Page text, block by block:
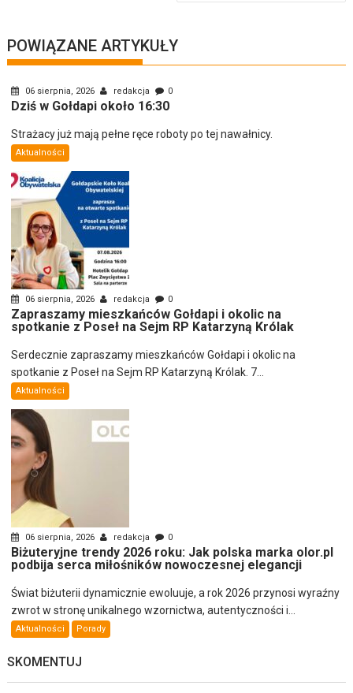
POWIĄZANE ARTYKUŁY
06 sierpnia, 2026 redakcja 0
Dziś w Gołdapi około 16:30
Strażacy już mają pełne ręce roboty po tej nawałnicy.
Aktualności
06 sierpnia, 2026 redakcja 0
Zapraszamy mieszkańców Gołdapi i okolic na
spotkanie z Poseł na Sejm RP Katarzyną Królak
Serdecznie zapraszamy mieszkańców Gołdapi i okolic na
spotkanie z Poseł na Sejm RP Katarzyną Królak. 7...
Aktualności
06 sierpnia, 2026 redakcja 0
Biżuteryjne trendy 2026 roku: Jak polska marka olor.pl
podbija serca miłośników nowoczesnej elegancji
Świat biżuterii dynamicznie ewoluuje, a rok 2026 przynosi wyraźny
zwrot w stronę unikalnego wzornictwa, autentyczności i...
Aktualności Porady
SKOMENTUJ